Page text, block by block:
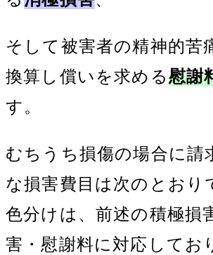
そして被害者の精神的苦
換算し償いを求める慰謝
す。
むちうち損傷の場合に請
な損害費目は次のとおり
色分けは、前述の積極損
害・慰謝料に対応してお